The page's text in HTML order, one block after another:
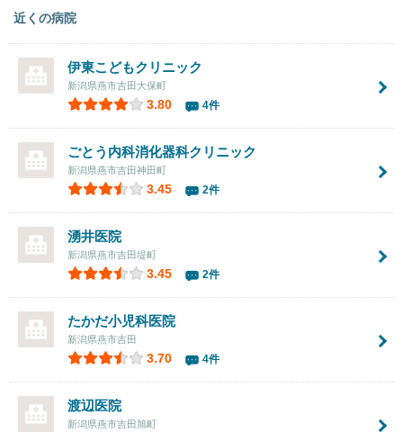
近くの病院
伊東こどもクリニック
新潟県燕市吉田大保町
3.80 4件
ごとう内科消化器科クリニック
新潟県燕市吉田神田町
3.45 2件
湧井医院
新潟県燕市吉田堤町
3.45 2件
たかだ小児科医院
新潟県燕市吉田
3.70 4件
渡辺医院
新潟県燕市吉田旭町